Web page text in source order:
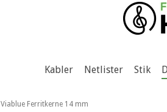
Kabler Netlister Stik
Viablue Ferritkerne 14 mm